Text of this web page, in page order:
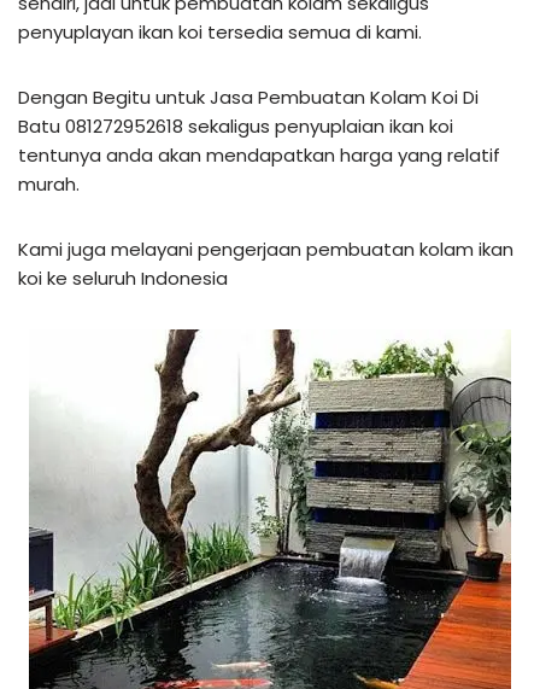
penyuplayan ikan koi tersedia semua di kami.
Dengan Begitu untuk Jasa Pembuatan Kolam Koi Di
Batu 081272952618 sekaligus penyuplaian ikan koi
tentunya anda akan mendapatkan harga yang relatif
murah.
Kami juga melayani pengerjaan pembuatan kolam ikan
koi ke seluruh Indonesia